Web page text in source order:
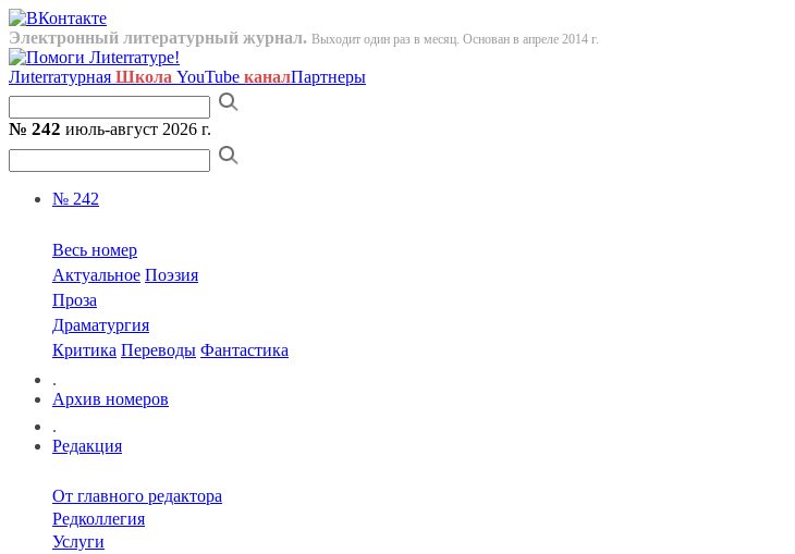
Электронный литературный журнал. Выходит один раз в месяц. Основан в апреле 2014 г.
Лиterraтурная Школа YouTube каналПартнеры
№ 242 июль-август 2026 г.
№ 242
Весь номер
Актуальное Поэзия
Проза
Драматургия
Критика Переводы Фантастика
.
Архив номеров
.
Редакция
От главного редактора
Редколлегия
Услуги